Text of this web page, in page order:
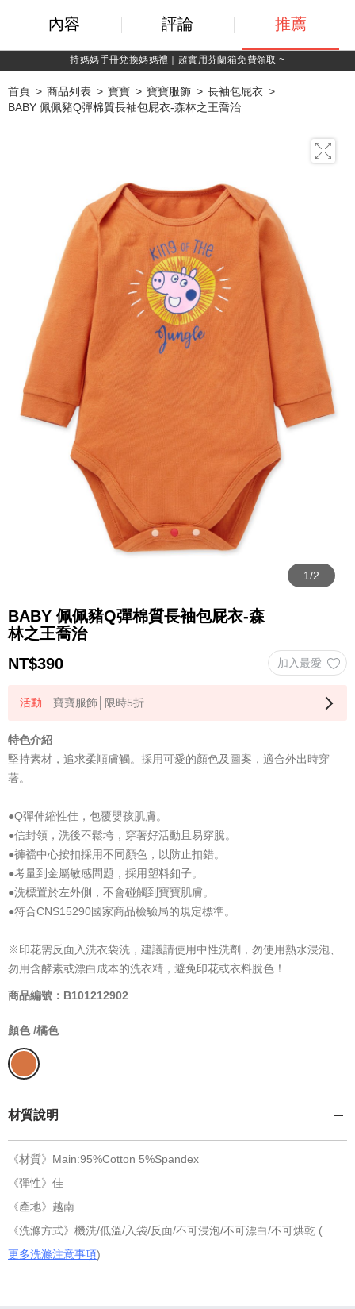
綁定LINE好友，500購物金立即
首頁 商品列表 寶寶 寶寶服飾
長袖包屁衣
BABY 佩佩豬Q彈棉質長袖包屁衣-森林之王喬治
BABY 佩佩豬Q彈棉質長袖包屁衣-森
林之王喬治
NT$390
寶寶服飾│限時5折
特色介紹
堅持素材，追求柔順膚觸。採用可愛的顏色及圖案，適合外出時穿
著。
●Q彈伸縮性佳，包覆嬰孩肌膚。
●信封領，洗後不鬆垮，穿著好活動且易穿脫。
●褲襠中心按扣採用不同顏色，以防止扣錯。
●考量到金屬敏感問題，採用塑料釦子。
●洗標置於左外側，不會碰觸到寶寶肌膚。
●符合CNS15290國家商品檢驗局的規定標準。
※印花需反面入洗衣袋洗，建議請使用中性洗劑，勿使用熱水浸泡、
勿用含酵素或漂白成本的洗衣精，避免印花或衣料脫色！
商品編號：B101212902
顏色 /橘色
材質說明
《材質》Main:95%Cotton 5%Spandex
《彈性》佳
《產地》越南
《洗滌方式》機洗/低溫/入袋/反面/不可浸泡/不可漂白/不可烘乾 (
更多洗滌注意事項)
內容 評論 推薦